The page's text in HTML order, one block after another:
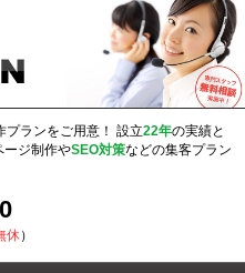
プランをご用意！ 設立22年の実績と
ージ制作やSEO対策などの集客プラン
休）